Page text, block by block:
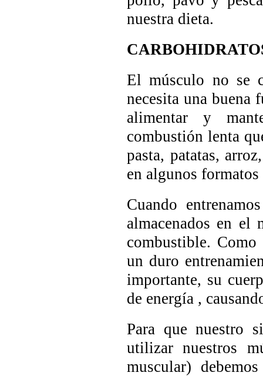
nuestra dieta.
El músculo no se
necesita una buena
alimentar y
combustión lenta
pasta, patatas,
en algunos
Cuando
almacenados en el
combustible.
un duro
importante, su
de energía ,
Para que nuestro
utilizar nuestros
muscular)